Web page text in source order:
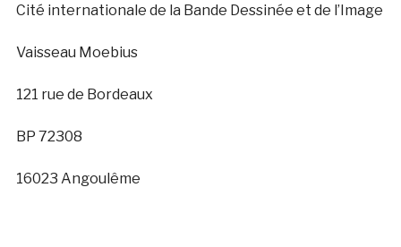
Cité internationale de la Bande Dessinée et de l’Image
Vaisseau Moebius
121 rue de Bordeaux
BP 72308
16023 Angoulême